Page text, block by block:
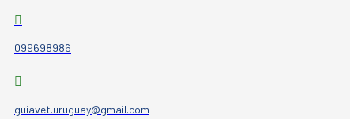
099698986
guiavet.uruguay@gmail.com